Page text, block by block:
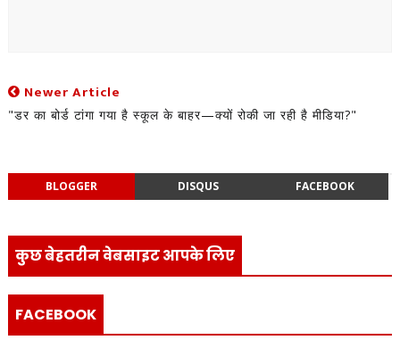
Newer Article
"डर का बोर्ड टांगा गया है स्कूल के बाहर—क्यों रोकी जा रही है मीडिया?"
BLOGGER DISQUS FACEBOOK
कुछ बेहतरीन वेबसाइट आपके लिए
FACEBOOK